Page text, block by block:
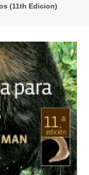
(11th Edicion)